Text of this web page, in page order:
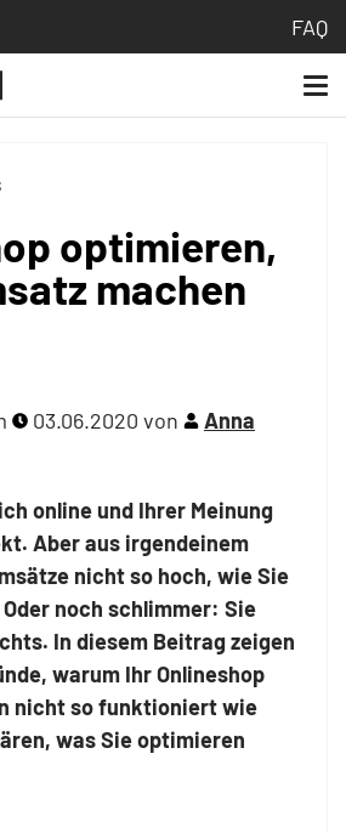
FAQ
optimieren,
machen
03.06.2020 von
Anna
online und Ihrer Meinung
Aber aus irgendeinem
nicht so hoch, wie Sie
noch schlimmer: Sie
In diesem Beitrag zeigen
warum Ihr Onlineshop
nicht so funktioniert wie
was Sie optimieren